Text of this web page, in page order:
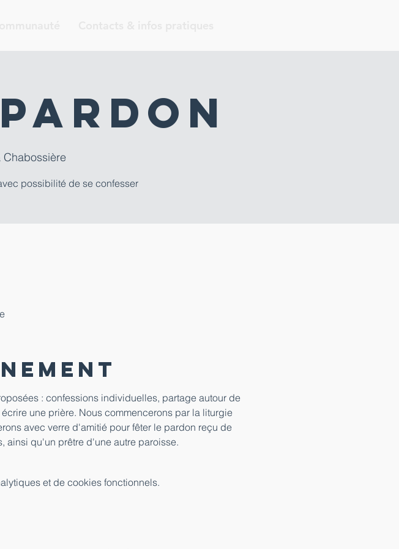
Chabossière
possibilité de se confesser
: confessions individuelles, partage autour de
une prière. Nous commencerons par la liturgie
avec verre d'amitié pour fêter le pardon reçu de
ainsi qu'un prêtre d'une autre paroisse.
et de cookies fonctionnels.